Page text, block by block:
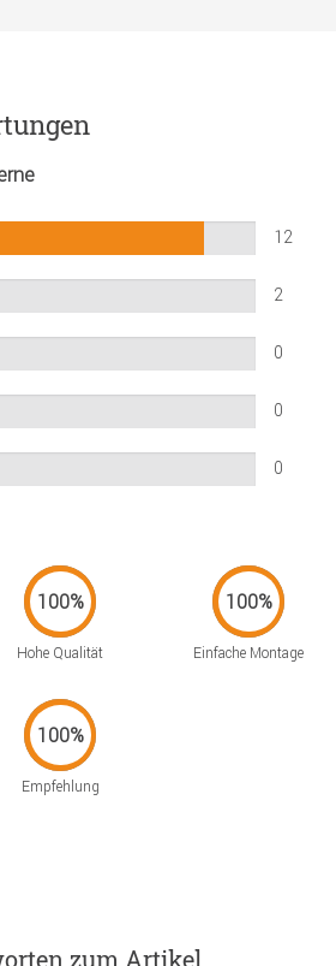
12
2
0
0
0
Hohe Qualität Einfache Montage
Empfehlung
zum Artikel